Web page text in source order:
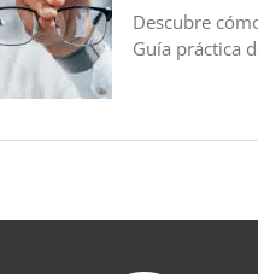
Descubre
Guía práctica